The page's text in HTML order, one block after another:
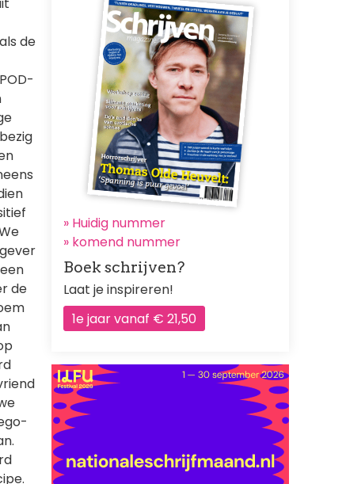
de
de
» Huidig nummer
» komend nummer
Boek schrijven?
Laat je inspireren!
1e jaar vanaf € 21,50